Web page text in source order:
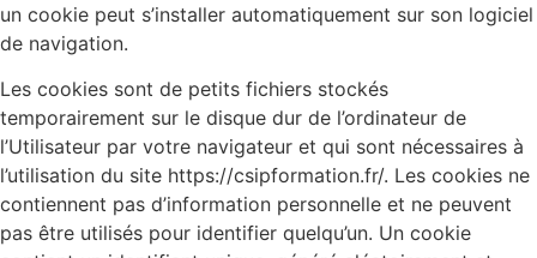
un cookie peut s’installer automatiquement sur son logiciel
de navigation.
Les cookies sont de petits fichiers stockés
temporairement sur le disque dur de l’ordinateur de
l’Utilisateur par votre navigateur et qui sont nécessaires à
l’utilisation du site https://csipformation.fr/. Les cookies ne
contiennent pas d’information personnelle et ne peuvent
pas être utilisés pour identifier quelqu’un. Un cookie